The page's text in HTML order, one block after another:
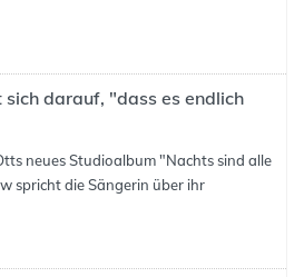
darauf, "dass es endlich
neues Studioalbum "Nachts sind alle
spricht die Sängerin über ihr